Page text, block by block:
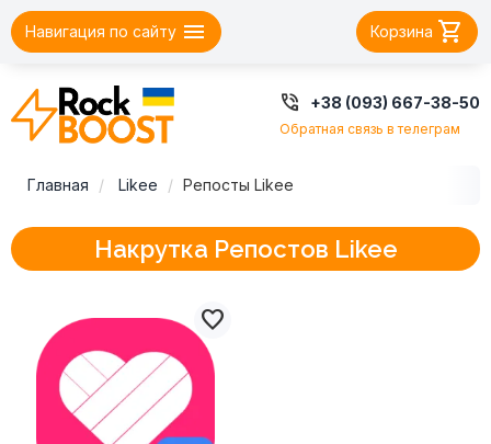
Навигация по сайту  Корзина 
 +38 (093) 667-38-50
Обратная связь в телеграм
Главная Likee Репосты Likee
Накрутка Репостов Likee
